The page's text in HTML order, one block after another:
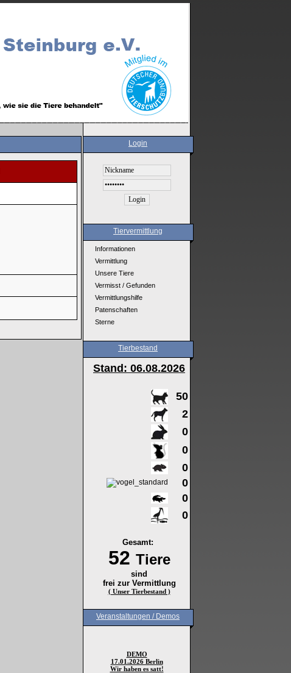
Login
Tiervermittlung
Informationen
Vermittlung
Unsere Tiere
Vermisst / Gefunden
Vermittlungshilfe
Patenschaften
Sterne
Tierbestand
Stand: 06.08.2026
50
2
0
0
0
0
0
0
Gesamt:
52 Tiere
sind
frei zur Vermittlung
( Unser Tierbestand )
Veranstaltungen / Demos
DEMO
17.01.2026 Berlin
Wir haben es satt!